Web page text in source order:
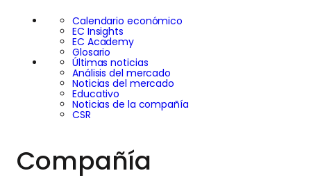
Calendario económico
EC Insights
EC Academy
Glosario
Últimas noticias
Análisis del mercado
Noticias del mercado
Educativo
Noticias de la compañía
CSR
Compañía